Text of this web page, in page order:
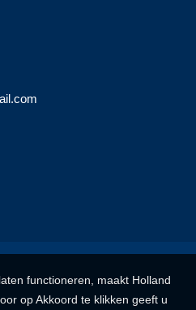
functioneren, maakt Holland
op Akkoord te klikken geeft u